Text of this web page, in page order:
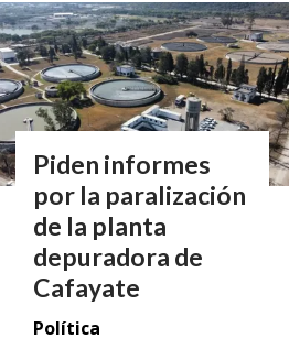
Piden informes
por la paralización
de la planta
depuradora de
Cafayate
Política